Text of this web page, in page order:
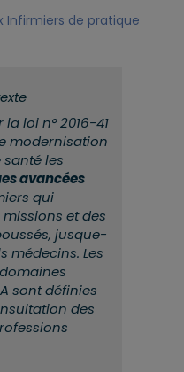
Infirmiers de pratique
loi n° 2016-41
modernisation
les
avancées
qui
et des
jusque-
médecins. Les
sont définies
des